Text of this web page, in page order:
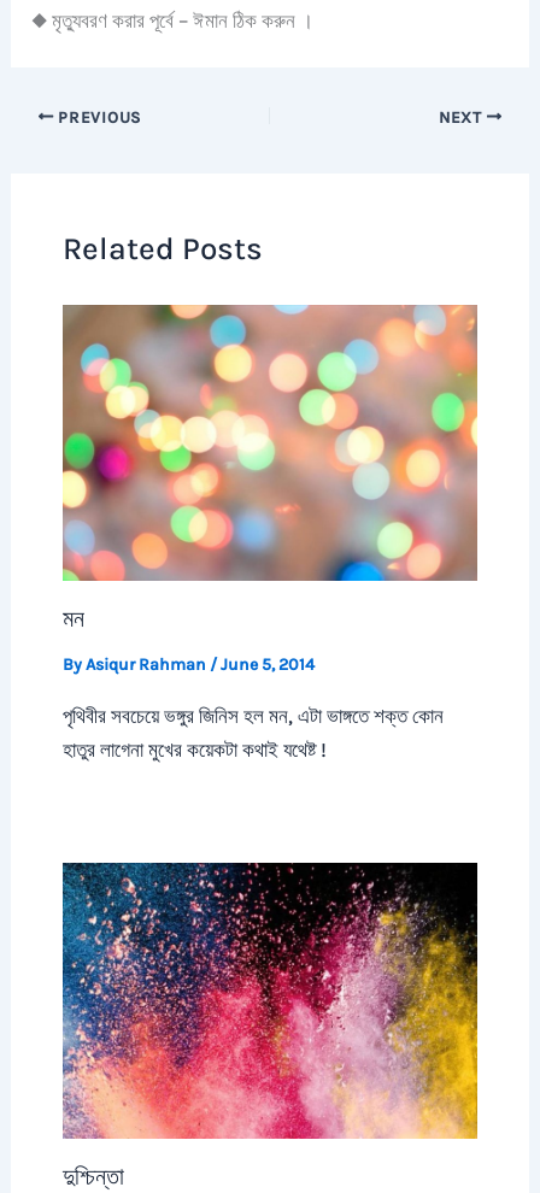
◆ মৃত্যুবরণ করার পূর্বে – ঈমান ঠিক করুন ।
PREVIOUS NEXT
Related Posts
মন
ByAsiqur Rahman /June 5, 2014
পৃথিবীর সবচেয়ে ভঙ্গুর জিনিস হল মন, এটা ভাঙ্গতে শক্ত কোন
হাতুর লাগেনা মুখের কয়েকটা কথাই যথেষ্ট !
দুশ্চিন্তা